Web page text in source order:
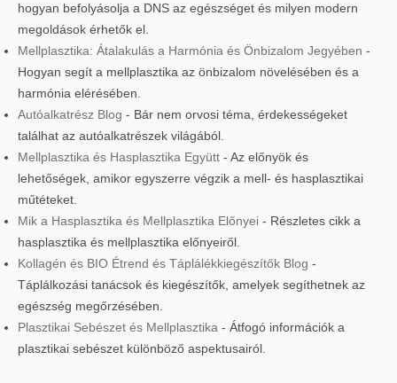
hogyan befolyásolja a DNS az egészséget és milyen modern
megoldások érhetők el.
Mellplasztika: Átalakulás a Harmónia és Önbizalom Jegyében -
Hogyan segít a mellplasztika az önbizalom növelésében és a
harmónia elérésében.
Autóalkatrész Blog - Bár nem orvosi téma, érdekességeket
találhat az autóalkatrészek világából.
Mellplasztika és Hasplasztika Együtt - Az előnyök és
lehetőségek, amikor egyszerre végzik a mell- és hasplasztikai
műtéteket.
Mik a Hasplasztika és Mellplasztika Előnyei - Részletes cikk a
hasplasztika és mellplasztika előnyeiről.
Kollagén és BIO Étrend és Táplálékkiegészítők Blog -
Táplálkozási tanácsok és kiegészítők, amelyek segíthetnek az
egészség megőrzésében.
Plasztikai Sebészet és Mellplasztika - Átfogó információk a
plasztikai sebészet különböző aspektusairól.